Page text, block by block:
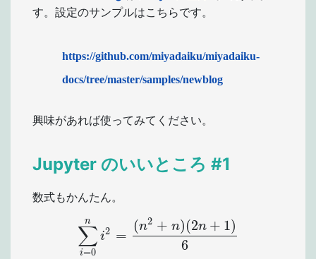
す。設定のサンプルはこちらです。
https://github.com/miyadaiku/miyadaiku-
docs/tree/master/samples/newblog
興味があれば使ってみてください。
Jupyter のいいところ #1
数式もかんたん。
∑
i=0
n
i2 =
(n2 + n)(2n + 1)
6
∑i= 0ni 2=(n2+n)(2n+1)6